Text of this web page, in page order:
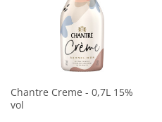
Chantre Creme - 0,7L 15%
vol